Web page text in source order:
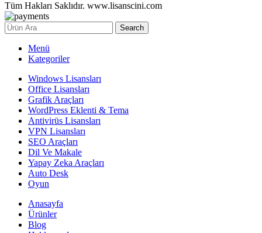
Tüm Hakları Saklıdır. www.lisanscini.com
Search
Menü
Kategoriler
Windows Lisansları
Office Lisansları
Grafik Araçları
WordPress Eklenti & Tema
Antivirüs Lisansları
VPN Lisansları
SEO Araçları
Dil Ve Makale
Yapay Zeka Araçları
Auto Desk
Oyun
Anasayfa
Ürünler
Blog